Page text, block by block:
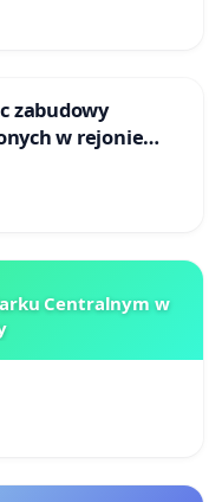
zabudowy
w rejonie
Białej
Centralnym w